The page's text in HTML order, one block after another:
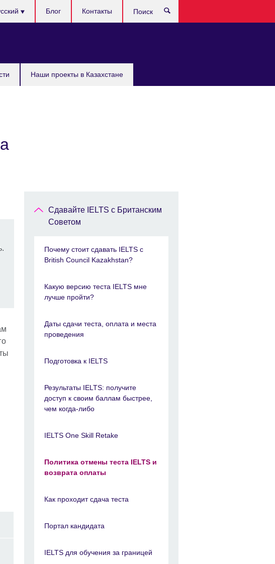
Наши проекты в Казахстане
Блог Контакты
Сдавайте IELTS с Британским
Советом
Почему стоит сдавать IELTS с
British Council Kazakhstan?
Какую версию теста IELTS мне
лучше пройти?
Даты сдачи теста, оплата и места
проведения
Подготовка к IELTS
Результаты IELTS: получите
доступ к своим баллам быстрее,
чем когда-либо
IELTS One Skill Retake
Политика отмены теста IELTS и
возврата оплаты
Как проходит сдача теста
Портал кандидата
IELTS для обучения за границей